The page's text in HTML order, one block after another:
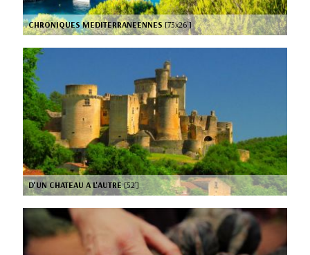
CHRONIQUES MEDITERRANEENNES[73x26’]
D'UN CHATEAU A L'AUTRE[52’]